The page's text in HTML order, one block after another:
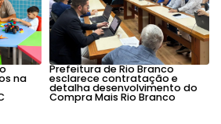
na
Prefeitura de Rio Branco
esclarece contratação e
detalha desenvolvimento do
Compra Mais Rio Branco